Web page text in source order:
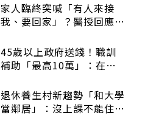
家人臨終突喊「有人來接
我、要回家」？醫授回應方
45歲以上政府送錢！職訓
補助「最高10萬」：在
退休養生村新趨勢「和大學
當鄰居」：沒上課不能住、